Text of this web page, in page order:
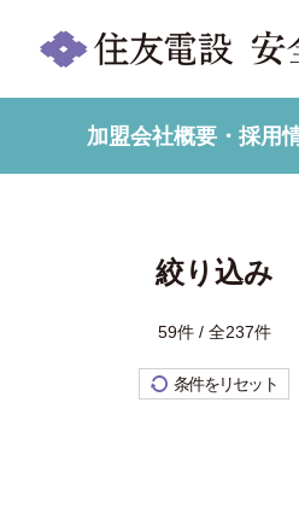
加盟会社概要・採用
絞り込み
59件 / 全237件
条件をリセット